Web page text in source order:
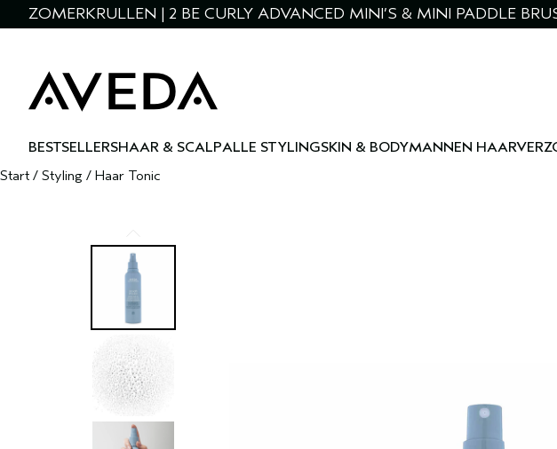
ZOMERKRULLEN | 2 BE CURLY ADVANCED MINI’S & MINI PADDLE
BESTSELLERSHAAR & SCALPALLE STYLINGSKIN & BODYMANNEN
Start / Styling / Haar Tonic